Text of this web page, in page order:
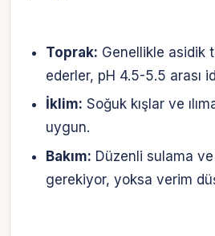
Toprak: Genellikle asidik
ederler, pH 4.5-5.5 arası
İklim: Soğuk kışlar ve
uygun.
Bakım: Düzenli sulama
gerekiyor, yoksa verim